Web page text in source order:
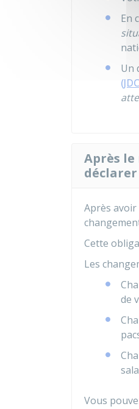
En
Un
Après
déclarer
Après
Cette
Les
de
Vous